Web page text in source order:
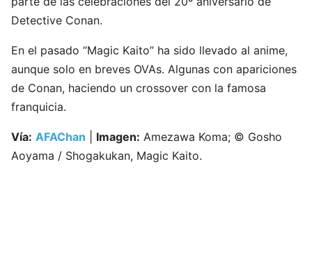
Detective Conan.
En el pasado “Magic Kaito” ha sido llevado al anime,
aunque solo en breves OVAs. Algunas con apariciones
de Conan, haciendo un crossover con la famosa
franquicia.
Vía: AFAChan Imagen: Amezawa Koma; © Gosho
Aoyama / Shogakukan, Magic Kaito.